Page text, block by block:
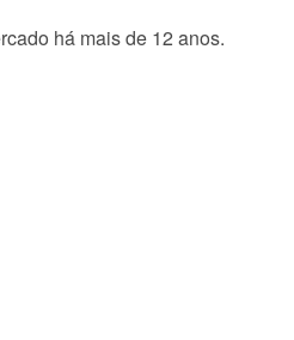
há mais de 12 anos.